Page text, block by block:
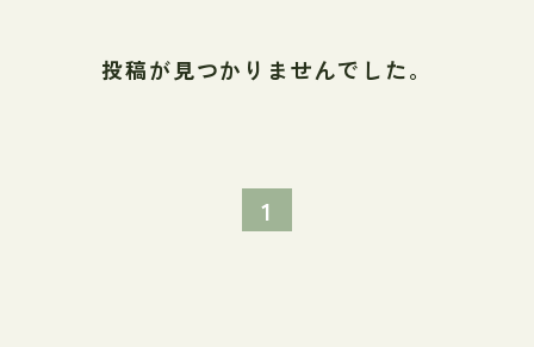
投稿が見つかりませんでした。
1